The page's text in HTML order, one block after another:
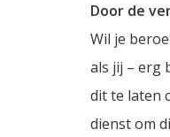
Door de
Wil je
als jij – erg
dit te laten
dienst om